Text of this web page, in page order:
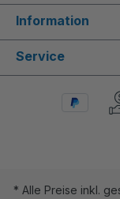
Information
Service
* Alle Preise inkl.